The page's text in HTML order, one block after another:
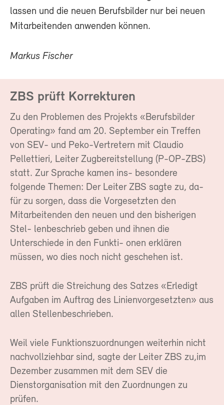
lassen und die neuen Berufsbilder nur bei neuen
Mitarbeitenden anwenden können.
Markus Fischer
ZBS prüft Korrekturen
Zu den Problemen des Projekts «Berufsbilder
Operating» fand am 20. September ein Treffen
von SEV- und Peko-Vertretern mit Claudio
Pellettieri, Leiter Zugbereitstellung (P-OP-ZBS)
statt. Zur Sprache kamen ins- besondere
folgende Themen: Der Leiter ZBS sagte zu, da-
für zu sorgen, dass die Vorgesetzten den
Mitarbeitenden den neuen und den bisherigen
Stel- lenbeschrieb geben und ihnen die
Unterschiede in den Funkti- onen erklären
müssen, wo dies noch nicht geschehen ist.
ZBS prüft die Streichung des Satzes «Erledigt
Aufgaben im Auftrag des Linienvorgesetzten» aus
allen Stellenbeschrieben.
Weil viele Funktionszuordnungen weiterhin nicht
nachvollziehbar sind, sagte der Leiter ZBS zu,im
Dezember zusammen mit dem SEV die
Dienstorganisation mit den Zuordnungen zu
prüfen.